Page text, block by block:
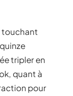
touchant
tripler en
quant à
pour